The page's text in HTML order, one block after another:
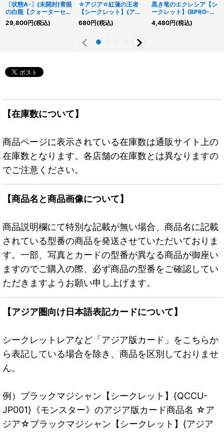
〔状態A-〕(未開封)青眼
の白龍【クォーターセン
チュリーシークレット】
{NYC1-JP001}《モンス
29,800円(税込)
☆アジア☆紅蓮の王者
【シークレット】{アジ
アBLZD-JP036}《シン
クロ》
680円(税込)
黒き竜のエクレシア【シ
ークレット】{BPRO-
JP041}《シンクロ》
4,480円(税込)
【在庫数について】
商品ページに表示されている在庫数は通販サイト上の
在庫数となります。各店舗の在庫数とは異なりますの
でご注意ください。
【商品名と商品画像について】
商品説明欄にて特別な記載が無い場合、商品名に記載
されている型番の商品を発送させていただいておりま
す。一部、写真とカードの型番が異なる商品が御座い
ますのでご購入の際、必ず商品の型番をご確認してい
ただきますようお願い申し上げます。
【アジア圏向け日本語表記カードについて】
シークレットレアなど「アジア版カード」をこちらか
ら表記している場合を除き、商品を区別しておりませ
ん。
例）ブラックマジシャン【シークレット】{QCCU-
JP001}《モンスター》のアジア版カード商品名 ☆ア
ジア☆ブラックマジシャン【シークレット】{アジア